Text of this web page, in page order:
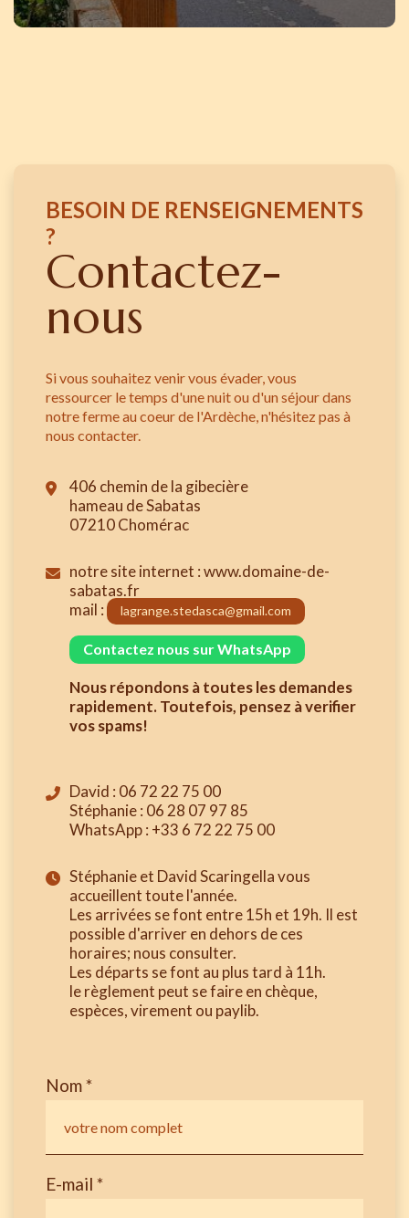
BESOIN DE RENSEIGNEMENTS
?
Contactez-
nous
Si vous souhaitez venir vous évader, vous
ressourcer le temps d'une nuit ou d'un séjour dans
notre ferme au coeur de l'Ardèche, n'hésitez pas à
nous contacter.
406 chemin de la gibecière
hameau de Sabatas
07210 Chomérac
notre site internet : www.domaine-de-
sabatas.fr
mail :
lagrange.stedasca@gmail.com
Contactez nous sur WhatsApp
Nous répondons à toutes les demandes
rapidement. Toutefois, pensez à verifier
vos spams!
David : 06 72 22 75 00
Stéphanie : 06 28 07 97 85
WhatsApp : +33 6 72 22 75 00
Stéphanie et David Scaringella vous
accueillent toute l'année.
Les arrivées se font entre 15h et 19h. Il est
possible d'arriver en dehors de ces
horaires; nous consulter.
Les départs se font au plus tard à 11h.
le règlement peut se faire en chèque,
espèces, virement ou paylib.
Nom *
E-mail *